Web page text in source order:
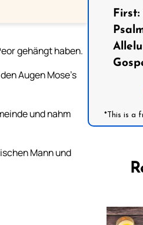
gehängt haben.
Augen Mose’s
und nahm
Mann und
First:
*This is a